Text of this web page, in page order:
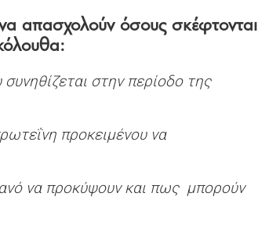
απασχολούν όσους σκέφτονται
στην περίοδο της
προκειμένου να
να προκύψουν και πως μπορούν